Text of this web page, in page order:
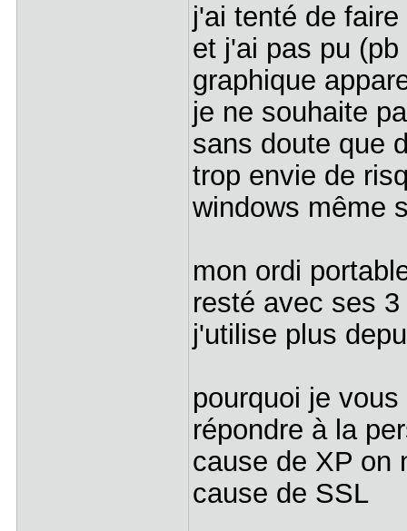
j'ai tenté de
et j'ai pas pu
graphique
je ne souhaite
sans doute que
trop envie de
windows même
mon ordi
resté avec ses
j'utilise plus
pourquoi je
répondre à la
cause de XP on
cause de SSL